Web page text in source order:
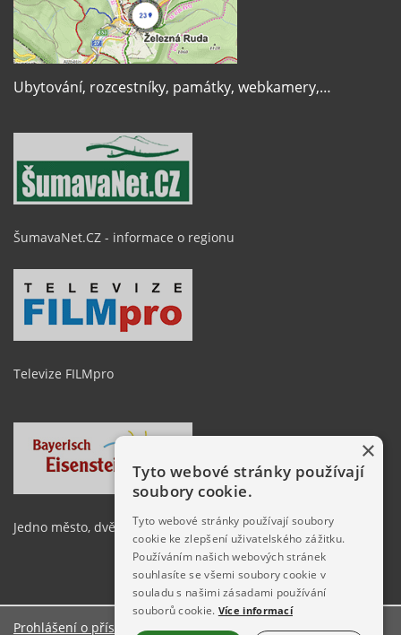
Ubytování, rozcestníky, památky, webkamery,…
ŠumavaNet.CZ - informace o regionu
Televize FILMpro
Jedno město, dvě země
Prohlášení o přístupnosti O stránkách
×
Tyto webové stránky používají
soubory cookie.
Tyto webové stránky používají soubory
cookie ke zlepšení uživatelského zážitku.
Používáním našich webových stránek
souhlasíte se všemi soubory cookie v
souladu s našimi zásadami používání
souborů cookie. Více informací